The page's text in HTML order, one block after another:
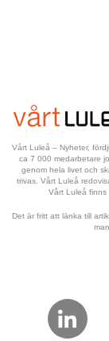
Vårt Luleå – Nyheter,
ca 7 000 medarbetare
genom hela livet och
trivas. Vårt Luleå
Vårt Luleå finns
Det är fritt att länka till